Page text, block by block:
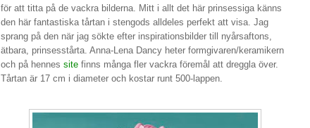
för att titta på de vackra bilderna. Mitt i allt det här prinsessiga känns
den här fantastiska tårtan i stengods alldeles perfekt att visa. Jag
sprang på den när jag sökte efter inspirationsbilder till nyårsaftons,
ätbara, prinsesstårta. Anna-Lena Dancy heter formgivaren/keramikern
och på hennes site finns många fler vackra föremål att dreggla över.
Tårtan är 17 cm i diameter och kostar runt 500-lappen.